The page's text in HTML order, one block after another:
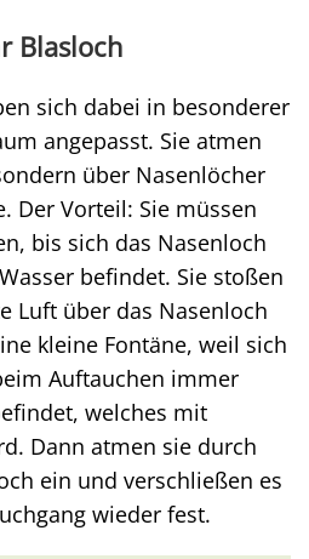
Blasloch
sich dabei in besonderer
angepasst. Sie atmen
über Nasenlöcher
Der Vorteil: Sie müssen
bis sich das Nasenloch
befindet. Sie stoßen
Luft über das Nasenloch
kleine Fontäne, weil sich
Auftauchen immer
welches mit
Dann atmen sie durch
ein und verschließen es
wieder fest.